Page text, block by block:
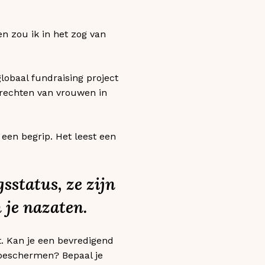
zou ik in het zog van
fundraising project
van vrouwen in
begrip. Het leest een
ze zijn
nazaten.
Kan je een bevredigend
Bepaal je